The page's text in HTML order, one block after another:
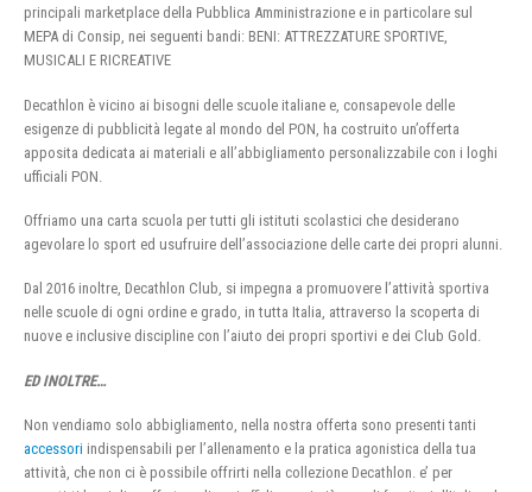
principali marketplace della Pubblica Amministrazione e in particolare sul
MEPA di Consip, nei seguenti bandi: BENI: ATTREZZATURE SPORTIVE,
MUSICALI E RICREATIVE
Decathlon è vicino ai bisogni delle scuole italiane e, consapevole delle
esigenze di pubblicità legate al mondo del PON, ha costruito un’offerta
apposita dedicata ai materiali e all’abbigliamento personalizzabile con i loghi
ufficiali PON.
Offriamo una carta scuola per tutti gli istituti scolastici che desiderano
agevolare lo sport ed usufruire dell’associazione delle carte dei propri alunni.
Dal 2016 inoltre, Decathlon Club, si impegna a promuovere l’attività sportiva
nelle scuole di ogni ordine e grado, in tutta Italia, attraverso la scoperta di
nuove e inclusive discipline con l’aiuto dei propri sportivi e dei Club Gold.
ED INOLTRE…
Non vendiamo solo abbigliamento, nella nostra offerta sono presenti tanti
accessori indispensabili per l’allenamento e la pratica agonistica della tua
attività, che non ci è possibile offrirti nella collezione Decathlon. e’ per